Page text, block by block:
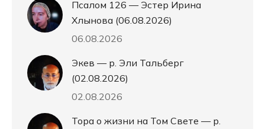
Псалом 126 — Эстер Ирина
Хлынова (06.08.2026)
06.08.2026
Экев — р. Эли Тальберг
(02.08.2026)
02.08.2026
Тора о жизни на Том Свете — р.